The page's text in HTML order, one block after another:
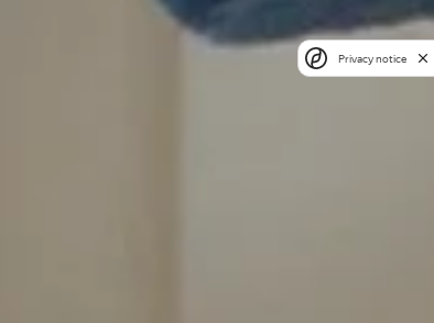
Privacy notice